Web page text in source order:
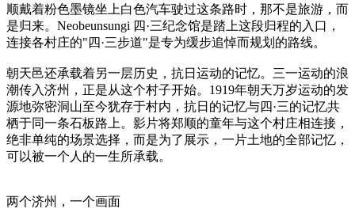
顺戴着粉色墨镜坐上白色汽车驶过这条路时，那不是旅游，而
是归来。Neobeunsungi 四·三纪念馆是踏上这段归程的入口，
连接各村庄的"四·三步道"是专为缓步追悼而规划的路线。
朝天邑还承载着另一层历史，抗日运动的记忆。三一运动的浪
潮传入济州，正是从这个村子开始。1919年朝天万岁运动的发
源地弥密洞山至今犹存于村内，抗日的记忆与四·三的记忆共
栖于同一条石板路上。影片将郑顺的童年与这个村庄相连接，
绝非单纯的场景选择，而是为了展示，一片土地的全部记忆，
可以被一个人的一生所承载。
两个济州，一个画面